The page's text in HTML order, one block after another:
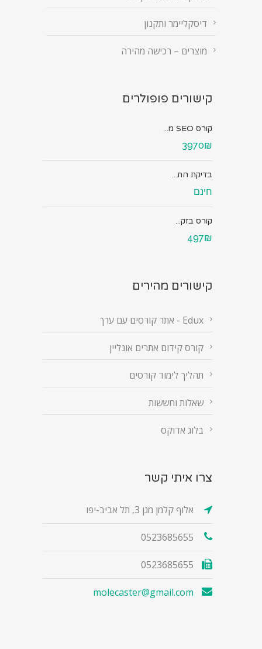
דיסקליימר ותקנון
מוצרים – רכישה מהירה
קישורים פופולרים
קורס SEO מ...
3970₪
בדיקת הת...
חינם
קורס בזק...
497₪
קישורים מהירים
Edux - אתר קורסים עם ערך
קורס קידום אתרים אונליין
תהליך לימוד קורסים
שאלות וחששות
בלוג אדוקס
צרו איתי קשר
אלוף קלמן מגן 3, תל אביב-יפו
0523685655
0523685655
molecaster@gmail.com